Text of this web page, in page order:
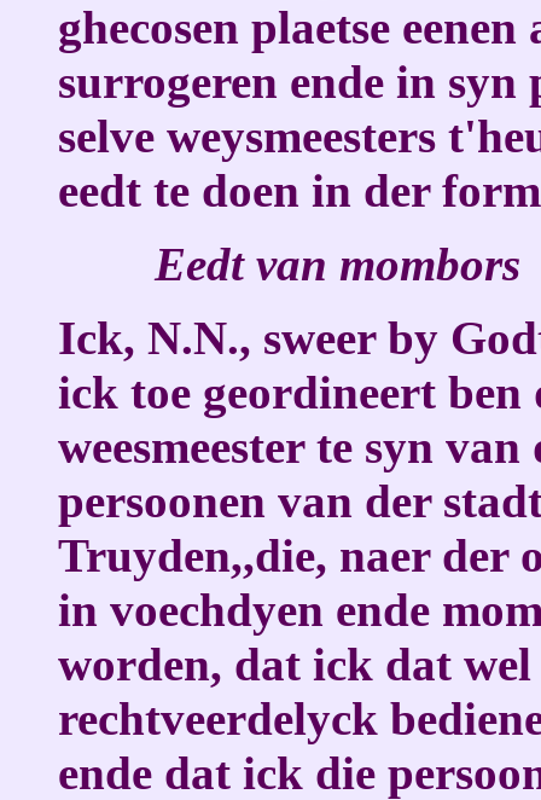
ghecosen plaetse
surrogeren ende in syn
selve weysmeesters
eedt te doen in der
Eedt van mombors
Ick, N.N., sweer by
ick toe geordineert ben
weesmeester te syn
persoonen van der
Truyden,,die, naer der
in voechdyen ende
worden, dat ick dat
rechtveerdelyck
ende dat ick die